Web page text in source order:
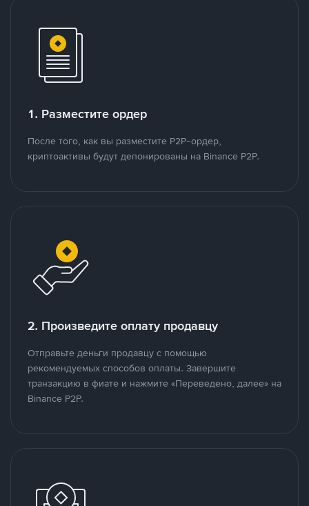
1. Разместите ордер
После того, как вы разместите P2P-ордер,
криптоактивы будут депонированы на Binance P2P.
2. Произведите оплату продавцу
Отправьте деньги продавцу с помощью
рекомендуемых способов оплаты. Завершите
транзакцию в фиате и нажмите «Переведено, далее» на
Binance P2P.